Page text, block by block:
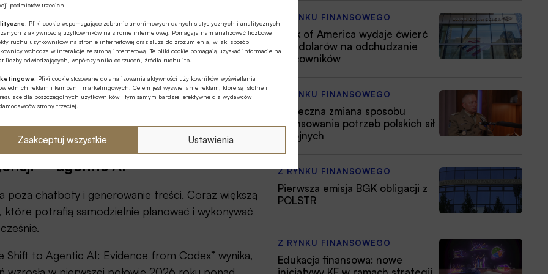
podmiotów trzecich.
Pliki cookie wspomagające zebranie anonimowych danych statystycznych i analitycznych
z aktywnością użytkowników na stronie internetowej. Pomagają nam analizować liczbowe
ruchu użytkowników na stronie internetowej oraz służą do zrozumienia, w jaki sposób
wchodzą w interakcje ze stroną internetową. Te pliki cookie pomagają uzyskać informacje na
liczby odwiedzających, współczynnika odrzuceń, źródła ruchu itp.
Pliki cookie stosowane do analizowania aktywności użytkowników, wyświetlania
reklam i kampanii marketingowych. Celem jest wyświetlanie reklam, które są istotne i
dla poszczególnych użytkowników i tym samym bardziej efektywne dla wydawców
strony trzeciej.
Zaakceptuj wszystkie Ustawienia
wykorzystuje tych narzędzi w na tyle
na poziomie przedsiębiorstwa.
używać sztucznej inteligencji. Powinniśmy
użyć do ich rozwiązania.
modeli językowych. Większość można rozwiązać
jest dalsza edukacja w tym zakresie –
– agentic AI
poza chatboty i generowanie treści. Coraz większą
potrafią samodzielnie planować i wykonywać
Shift to Agentic AI: Evidence from Codex” wynika,
Z RYNKU FINANSOWEGO
Bank of America wydaje ćwierć
mld dolarów na odchudzanie
pracowników
Z RYNKU FINANSOWEGO
Konieczna zmiana sposobu
finansowania potrzeb polskich sił
zbrojnych
Z RYNKU FINANSOWEGO
Pierwsza emisja BGK obligacji z
POLSTR
Z RYNKU FINANSOWEGO
Edukacja finansowa: nowe